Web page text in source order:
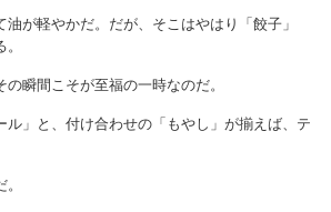
油が軽やかだ。だが、そこはやはり「餃子」
瞬間こそが至福の一時なのだ。
」と、付け合わせの「もやし」が揃えば、テ